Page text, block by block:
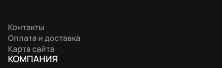
Контакты
Оплата и доставка
Карта сайта
КОМПАНИЯ